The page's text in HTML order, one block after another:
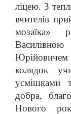
ліцею. З
вчителів
мозаїка»
колядок
усмішками
добра,
Нового